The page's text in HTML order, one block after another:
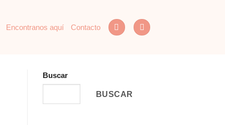
Encontranos aquí Contacto
Buscar
BUSCAR